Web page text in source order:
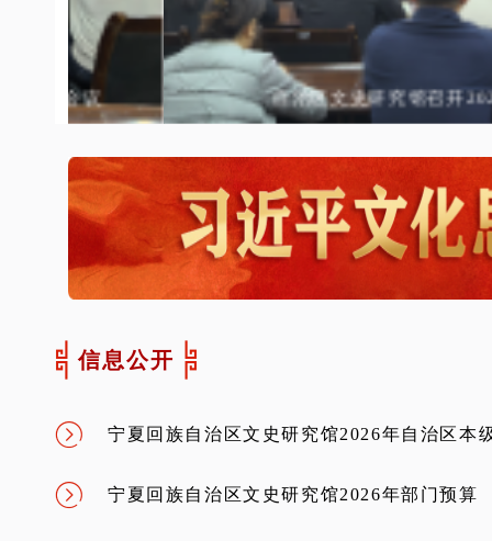
自治区文史研究馆召开2026年工作
信息公开
宁夏回族自治区文史研究馆2026年自治区本
宁夏回族自治区文史研究馆2026年部门预算